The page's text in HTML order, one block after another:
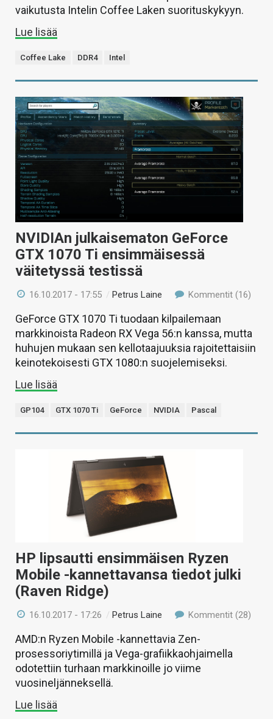
vaikutusta Intelin Coffee Laken suorituskykyyn.
Lue lisää
Coffee Lake DDR4 Intel
NVIDIAn julkaisematon GeForce
GTX 1070 Ti ensimmäisessä
väitetyssä testissä
16.10.2017 - 17:55 /Petrus Laine Kommentit (16)
GeForce GTX 1070 Ti tuodaan kilpailemaan
markkinoista Radeon RX Vega 56:n kanssa, mutta
huhujen mukaan sen kellotaajuuksia rajoitettaisiin
keinotekoisesti GTX 1080:n suojelemiseksi.
Lue lisää
GP104 GTX 1070 Ti GeForce NVIDIA Pascal
HP lipsautti ensimmäisen Ryzen
Mobile -kannettavansa tiedot julki
(Raven Ridge)
16.10.2017 - 17:26 /Petrus Laine Kommentit (28)
AMD:n Ryzen Mobile -kannettavia Zen-
prosessoriytimillä ja Vega-grafiikkaohjaimella
odotettiin turhaan markkinoille jo viime
vuosineljänneksellä.
Lue lisää